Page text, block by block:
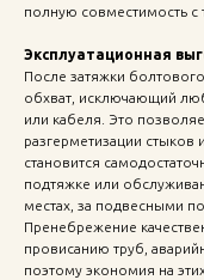
полную совместимость
Эксплуатационная
После затяжки
обхват, исключающий
или кабеля. Это
разгерметизации
становится
подтяжке или
местах, за подвесными
Пренебрежение
провисанию труб,
поэтому экономия на